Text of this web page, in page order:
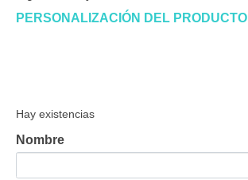
PERSONALIZACIÓN DEL PRODUCTO
Hay existencias
Nombre